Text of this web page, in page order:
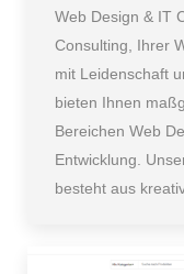
Web Design & IT
Consulting, Ihrer
mit Leidenschaft
bieten Ihnen
Bereichen Web
Entwicklung.
besteht aus